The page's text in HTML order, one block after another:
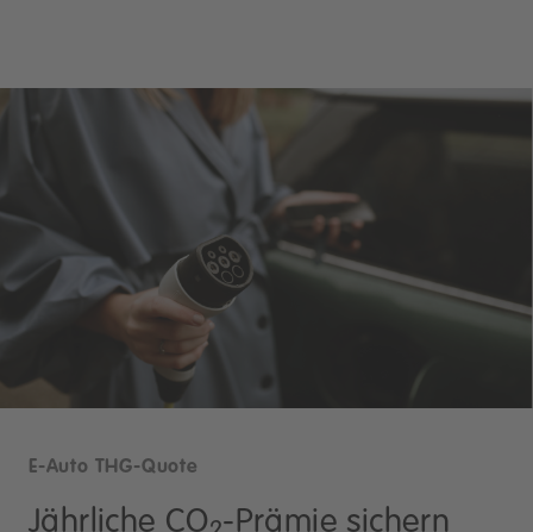
E-Auto THG-Quote
Jährliche CO -Prämie sichern